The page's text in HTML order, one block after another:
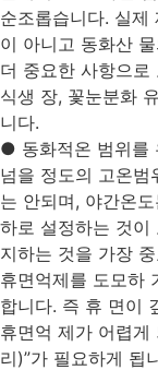
순조롭습니다. 실제
이 아니고 동화산
더 중요한 사항으로
식생 장, 꽃눈분화
니다.
● 동화적온 범위를
넘을 정도의 고온범
는 안되며, 야간온
하로 설정하는 것이
지하는 것을 가장
휴면억제를 도모하
합니다. 즉 휴 면이
휴면억 제가 어렵게
리)”가 필요하게 됩